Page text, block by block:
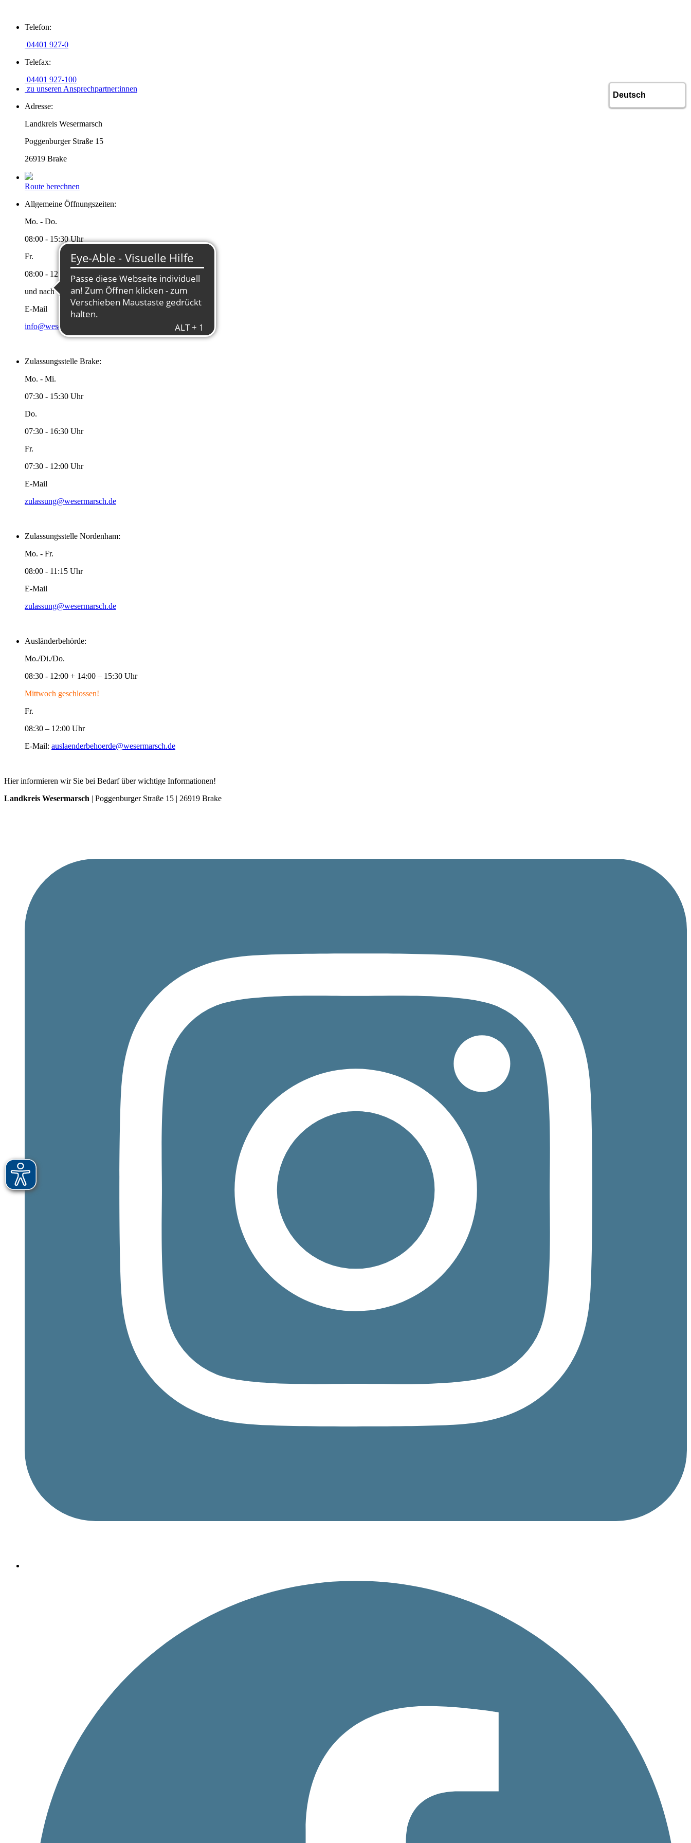
Inhalt
Telefon:
04401 927-0
Telefax:
04401 927-100
zu unseren Ansprechpartner:innen
Adresse:
Landkreis Wesermarsch
Poggenburger Straße 15
26919 Brake
Route berechnen
Allgemeine Öffnungszeiten:
Mo. - Do.
08:00 - 15:30 Uhr
Fr.
08:00 - 12:00 Uhr
und nach Vereinbarung
E-Mail
info@wesermarsch.de
Zulassungsstelle Brake:
Mo. - Mi.
07:30 - 15:30 Uhr
Do.
07:30 - 16:30 Uhr
Fr.
07:30 - 12:00 Uhr
E-Mail
zulassung@wesermarsch.de
Zulassungsstelle Nordenham:
Mo. - Fr.
08:00 - 11:15 Uhr
E-Mail
zulassung@wesermarsch.de
Ausländerbehörde:
Mo./Di./Do.
08:30 - 12:00 + 14:00 – 15:30 Uhr
Mittwoch geschlossen!
Fr.
08:30 – 12:00 Uhr
E-Mail: auslaenderbehoerde@wesermarsch.de
Hier informieren wir Sie bei Bedarf über wichtige Informationen!
Landkreis Wesermarsch | Poggenburger Straße 15 | 26919 Brake